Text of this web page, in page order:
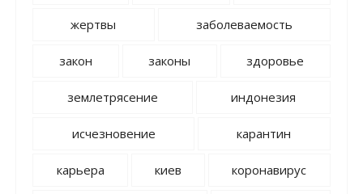
жертвы заболеваемость
закон законы здоровье
землетрясение индонезия
исчезновение карантин
карьера киев коронавирус